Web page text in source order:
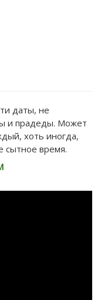
даты, не
и прадеды. Может
хоть иногда,
сытное время.